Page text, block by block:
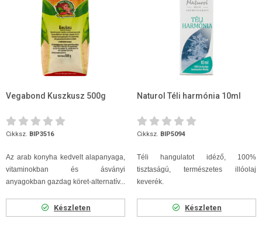
Vegabond Kuszkusz 500g
Cikksz. BIP3516
Az arab konyha kedvelt alapanyaga,
vitaminokban és ásványi
anyagokban gazdag köret-alternatív...
Készleten
Naturol Téli harmónia 10ml
Cikksz. BIP5094
Téli hangulatot idéző, 100%
tisztaságú, természetes illóolaj
keverék.
Készleten